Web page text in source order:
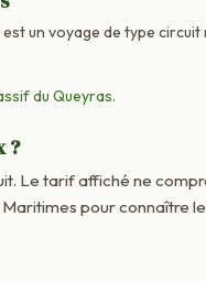
un voyage de type circuit
du Queyras.
?
Le tarif affiché ne
pour connaître